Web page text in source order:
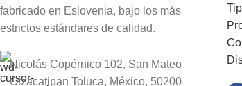
fabricado en Eslovenia, bajo los más
estrictos estándares de calidad.
Nicolás Copérnico 102, San Mateo
Otzacatipan Toluca, México, 50200